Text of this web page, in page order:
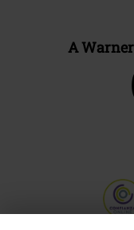
A